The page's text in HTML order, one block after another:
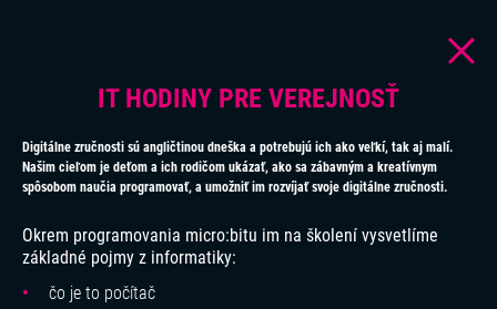
IT HODINY PRE VEREJNOSŤ
Digitálne zručnosti sú angličtinou dneška a potrebujú ich ako veľkí, tak aj malí.
Našim cieľom je deťom a ich rodičom ukázať, ako sa zábavným a kreatívnym
spôsobom naučia programovať, a umožniť im rozvíjať svoje digitálne zručnosti.
Okrem programovania micro:bitu im na školení vysvetlíme
základné pojmy z informatiky:
čo je to počítač